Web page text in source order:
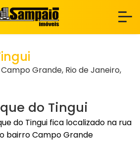
Grande, Rio de Janeiro,
do Tingui
do Tingui fica localizado na rua
bairro Campo Grande